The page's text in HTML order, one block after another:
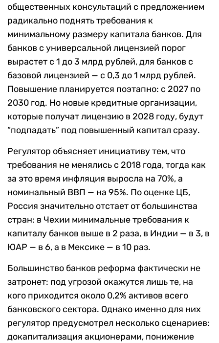
общественных консультаций с предложением
радикально поднять требования к
минимальному размеру капитала банков. Для
банков с универсальной лицензией порог
вырастет с 1 до 3 млрд рублей, для банков с
базовой лицензией — с 0,3 до 1 млрд рублей.
Повышение планируется поэтапно: с 2027 по
2030 год. Но новые кредитные организации,
которые получат лицензию в 2028 году, будут
“подпадать” под повышенный капитал сразу.
Регулятор объясняет инициативу тем, что
требования не менялись с 2018 года, тогда как
за это время инфляция выросла на 70%, а
номинальный ВВП — на 95%. По оценке ЦБ,
Россия значительно отстает от большинства
стран: в Чехии минимальные требования к
капиталу банков выше в 2 раза, в Индии — в 3, в
ЮАР — в 6, а в Мексике — в 10 раз.
Большинство банков реформа фактически не
затронет: под угрозой окажутся лишь те, на
кого приходится около 0,2% активов всего
банковского сектора. Однако именно для них
регулятор предусмотрел несколько сценариев:
докапитализация акционерами, понижение